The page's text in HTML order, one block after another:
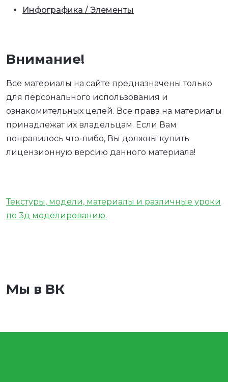
Инфографика / Элементы
Внимание!
Все материалы на сайте предназначены только
для персонального использования и
ознакомительных целей. Все права на материалы
принадлежат их владельцам. Если Вам
понравилось что-либо, Вы должны купить
лицензионную версию данного материала!
Текстуры, модели, материалы и различные уроки
по 3д моделированию.
Мы в ВК